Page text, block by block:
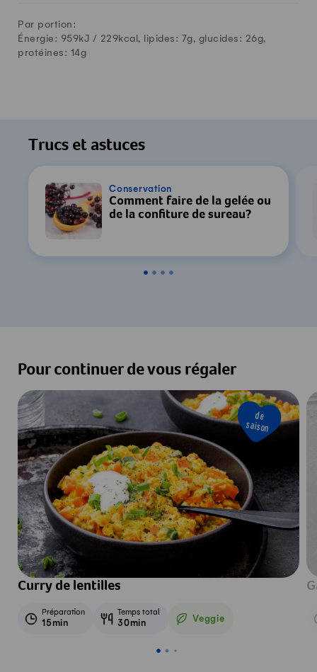
Par portion:
Énergie: 959kJ / 229kcal, lipides: 7g, glucides: 26g,
protéines: 14g
Trucs et astuces
Conservation
Comment faire de la gelée ou
de la confiture de sureau?
Pour continuer de vous régaler
de
saison
Curry de lentilles
Préparation
15min
Temps total
30min Veggie
Veggie